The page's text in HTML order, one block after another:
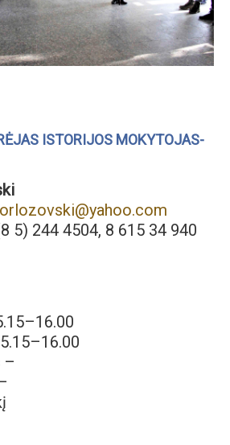
ISTORIJOS MOKYTOJAS-
5) 244 4504, 8 615 34 940
–